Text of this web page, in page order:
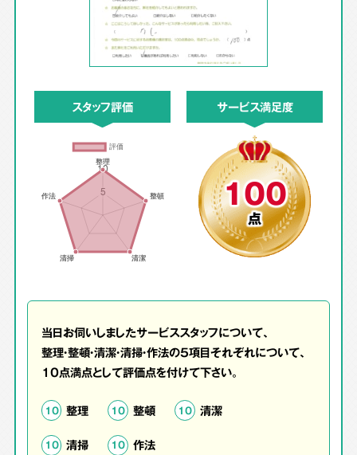
スタッフ評価 サービス満足度
100
点
当日お伺いしましたサービススタッフについて、
整理・整頓・清潔・清掃・作法の5項目それぞれについて、
10点満点として評価点を付けて下さい。
10 整理 10 整頓 10 清潔
10 清掃 10 作法